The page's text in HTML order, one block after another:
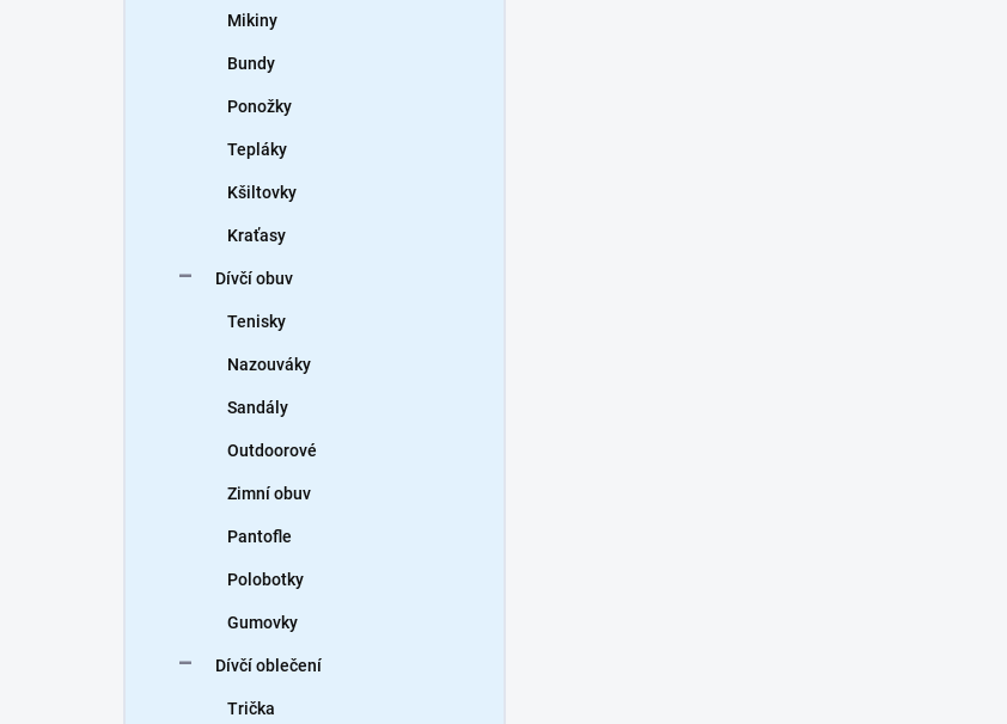
Mikiny
Bundy
Ponožky
Tepláky
Kšiltovky
Kraťasy
Dívčí obuv
Tenisky
Nazouváky
Sandály
Outdoorové
Zimní obuv
Pantofle
Polobotky
Gumovky
Dívčí oblečení
Trička